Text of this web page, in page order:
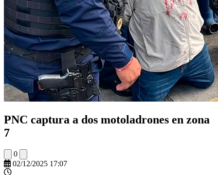
PNC captura a dos motoladrones en zona
7
0
02/12/2025 17:07